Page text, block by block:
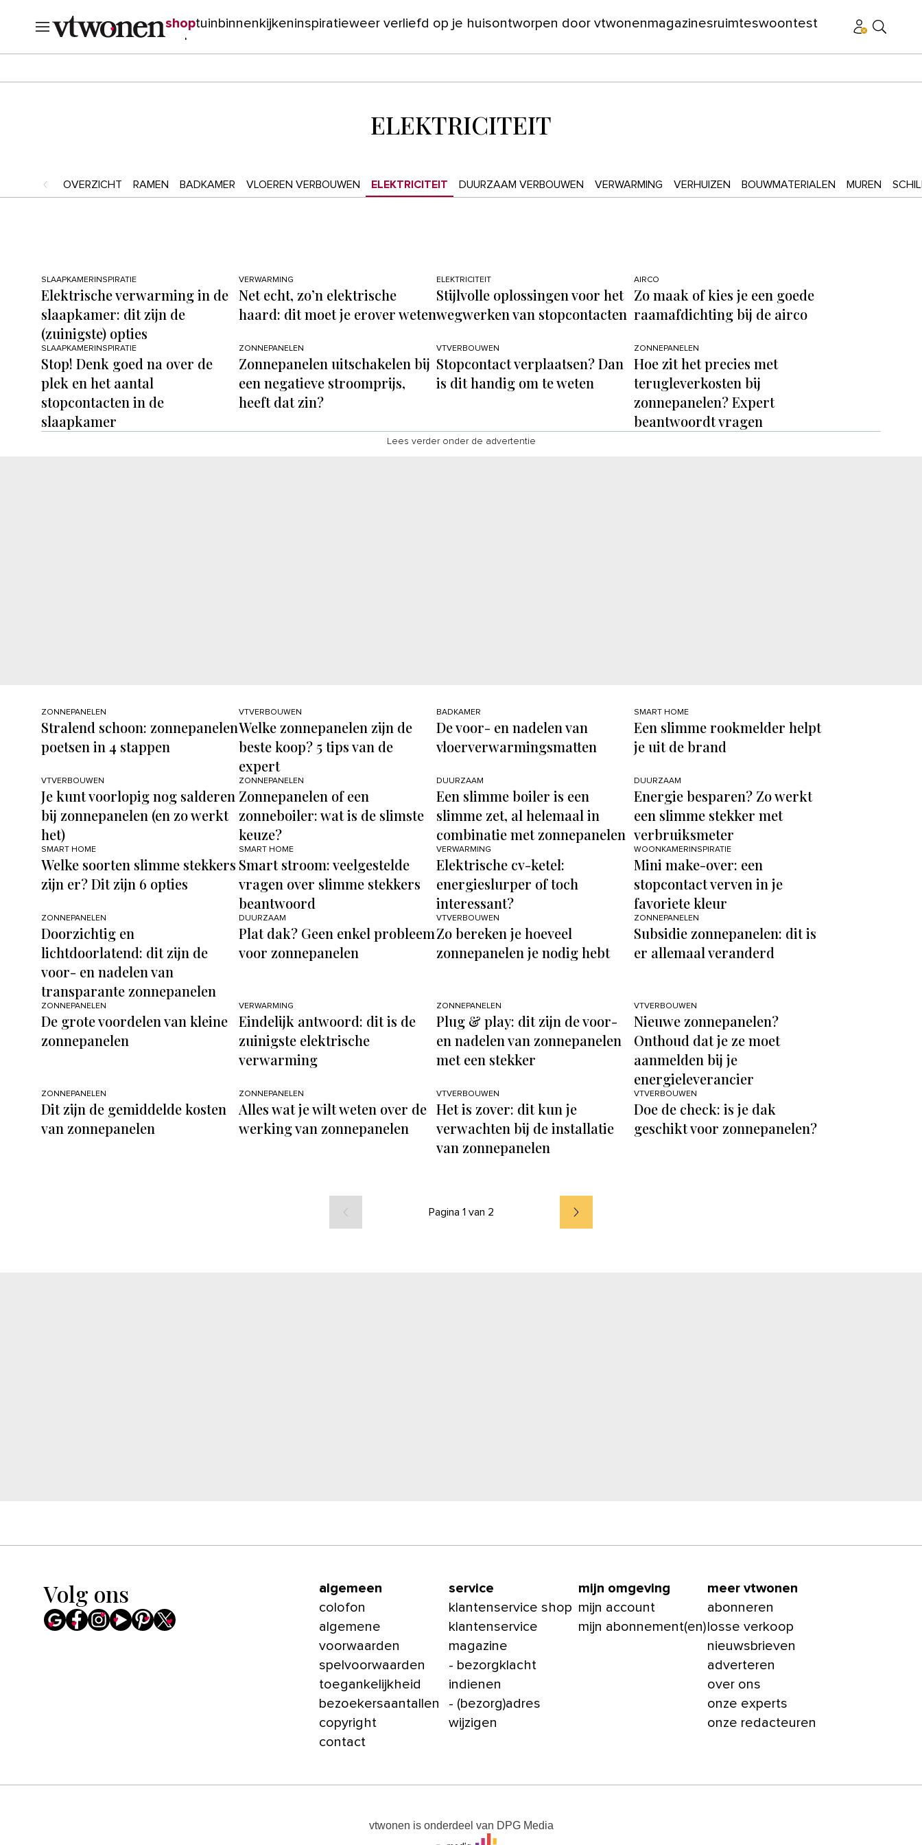
shoptuin binnenkijkeninspiratieweer verliefd op je huisontworpen door vtwonenmagazinesruimteswoontest
verbouwen
ELEKTRICITEIT
OVERZICHT RAMEN BADKAMER VLOEREN VERBOUWEN ELEKTRICITEIT DUURZAAM VERBOUWEN VERWARMING VERHUIZEN BOUWMATERIALEN MUREN
SLAAPKAMERINSPIRATIE
Elektrische verwarming in de
slaapkamer: dit zijn de
(zuinigste) opties
VERWARMING
Net echt, zo’n elektrische
haard: dit moet je erover weten
ELEKTRICITEIT
Stijlvolle oplossingen voor het
wegwerken van stopcontacten
AIRCO
Zo maak of kies je een goede
raamafdichting bij de airco
SLAAPKAMERINSPIRATIE
Stop! Denk goed na over de
plek en het aantal
stopcontacten in de
slaapkamer
ZONNEPANELEN
Zonnepanelen uitschakelen bij
een negatieve stroomprijs,
heeft dat zin?
VTVERBOUWEN
Stopcontact verplaatsen? Dan
is dit handig om te weten
ZONNEPANELEN
Hoe zit het precies met
terugleverkosten bij
zonnepanelen? Expert
beantwoordt vragen
Lees verder onder de advertentie
ZONNEPANELEN
Stralend schoon: zonnepanelen
poetsen in 4 stappen
VTVERBOUWEN
Welke zonnepanelen zijn de
beste koop? 5 tips van de
expert
BADKAMER
De voor- en nadelen van
vloerverwarmingsmatten
SMART HOME
Een slimme rookmelder helpt
je uit de brand
VTVERBOUWEN
Je kunt voorlopig nog salderen
bij zonnepanelen (en zo werkt
het)
ZONNEPANELEN
Zonnepanelen of een
zonneboiler: wat is de slimste
keuze?
DUURZAAM
Een slimme boiler is een
slimme zet, al helemaal in
combinatie met zonnepanelen
DUURZAAM
Energie besparen? Zo werkt
een slimme stekker met
verbruiksmeter
SMART HOME
Welke soorten slimme stekkers
zijn er? Dit zijn 6 opties
SMART HOME
Smart stroom: veelgestelde
vragen over slimme stekkers
beantwoord
VERWARMING
Elektrische cv-ketel:
energieslurper of toch
interessant?
WOONKAMERINSPIRATIE
Mini make-over: een
stopcontact verven in je
favoriete kleur
ZONNEPANELEN
Doorzichtig en
lichtdoorlatend: dit zijn de
voor- en nadelen van
transparante zonnepanelen
DUURZAAM
Plat dak? Geen enkel probleem
voor zonnepanelen
VTVERBOUWEN
Zo bereken je hoeveel
zonnepanelen je nodig hebt
ZONNEPANELEN
Subsidie zonnepanelen: dit is
er allemaal veranderd
ZONNEPANELEN
De grote voordelen van kleine
zonnepanelen
VERWARMING
Eindelijk antwoord: dit is de
zuinigste elektrische
verwarming
ZONNEPANELEN
Plug & play: dit zijn de voor-
en nadelen van zonnepanelen
met een stekker
VTVERBOUWEN
Nieuwe zonnepanelen?
Onthoud dat je ze moet
aanmelden bij je
energieleverancier
ZONNEPANELEN
Dit zijn de gemiddelde kosten
van zonnepanelen
ZONNEPANELEN
Alles wat je wilt weten over de
werking van zonnepanelen
VTVERBOUWEN
Het is zover: dit kun je
verwachten bij de installatie
van zonnepanelen
VTVERBOUWEN
Doe de check: is je dak
geschikt voor zonnepanelen?
Pagina 1 van 2
Volg ons
algemeen
colofon
algemene
voorwaarden
spelvoorwaarden
toegankelijkheid
bezoekersaantallen
copyright
contact
service
klantenservice shop
klantenservice
magazine
- bezorgklacht
indienen
- (bezorg)adres
wijzigen
mijn omgeving
mijn account
mijn abonnement(en)
meer vtwonen
abonneren
losse verkoop
nieuwsbrieven
adverteren
over ons
onze experts
onze redacteuren
vtwonen is onderdeel van DPG Media